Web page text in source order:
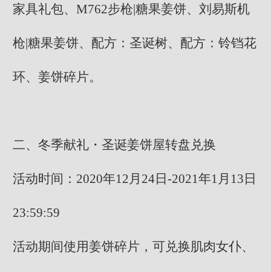
家具礼包、M762步枪|糖果姜饼、刘易斯机
枪|糖果姜饼、配方：圣诞树、配方：铃铛花
环、姜饼碎片。
二、冬季献礼・圣诞姜饼屋转盘兑换
活动时间：2020年12月24日-2021年1月13日
23:59:59
活动期间使用姜饼碎片，可兑换肌肉女仆、